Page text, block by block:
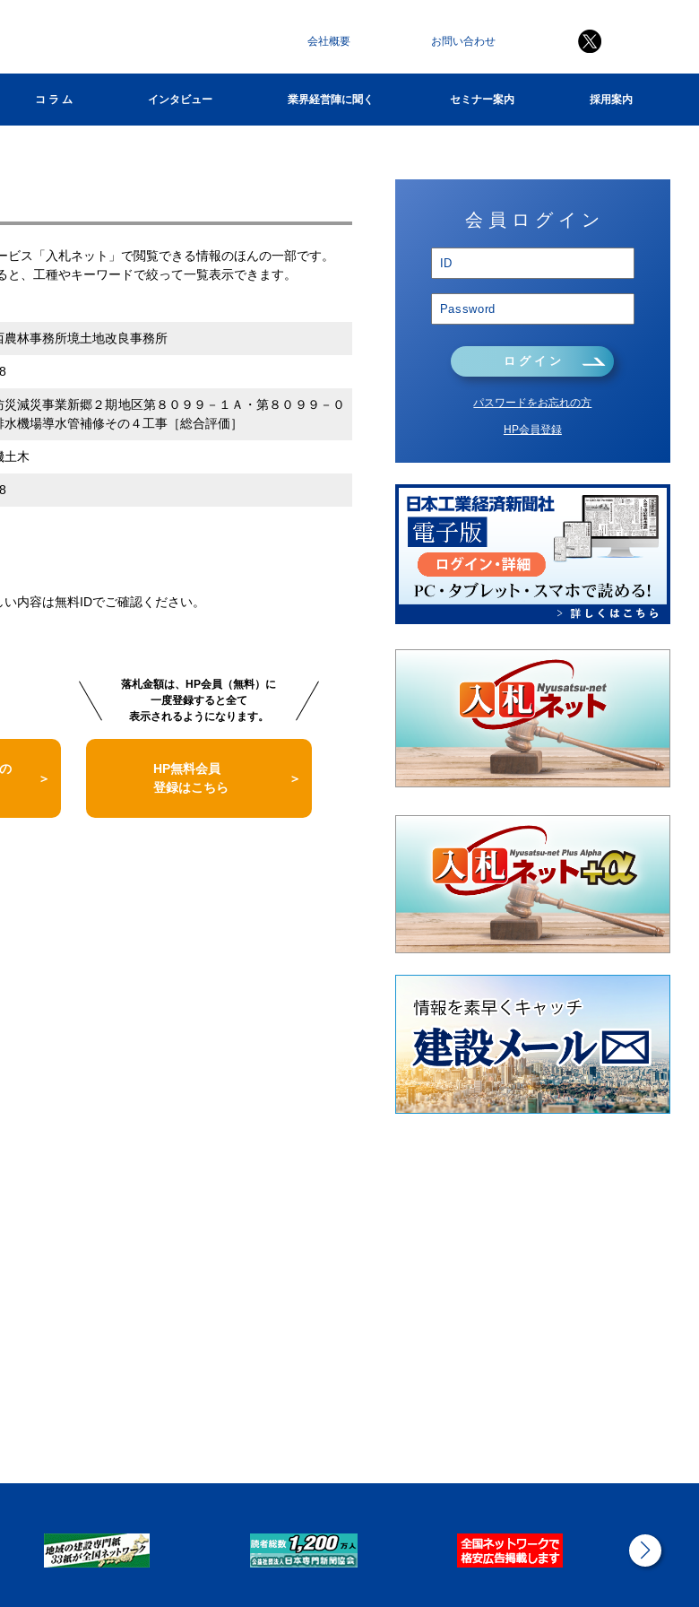
会社概要 お問い合わせ
コ ラ ム インタビュー 業界経営陣に聞く セミナー案内 採用案内
ス「入札ネット」で閲覧できる情報のほんの一部です。
、工種やキーワードで絞って一覧表示できます。
農林事務所境土地改良事務所
災減災事業新郷２期地区第８０９９－１Ａ・第８０９９－０
水機場導水管補修その４工事［総合評価］
土木
内容は無料IDでご確認ください。
落札金額は、HP会員（無料）に
一度登録すると全て
表示されるようになります。
HP無料会員
登録はこちら
会 員 ロ グ イ ン
ロ グ イ ン
パスワードをお忘れの方
HP会員登録